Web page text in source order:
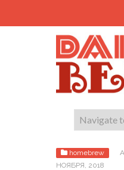
homebrew
НОЯБРЯ, 2018